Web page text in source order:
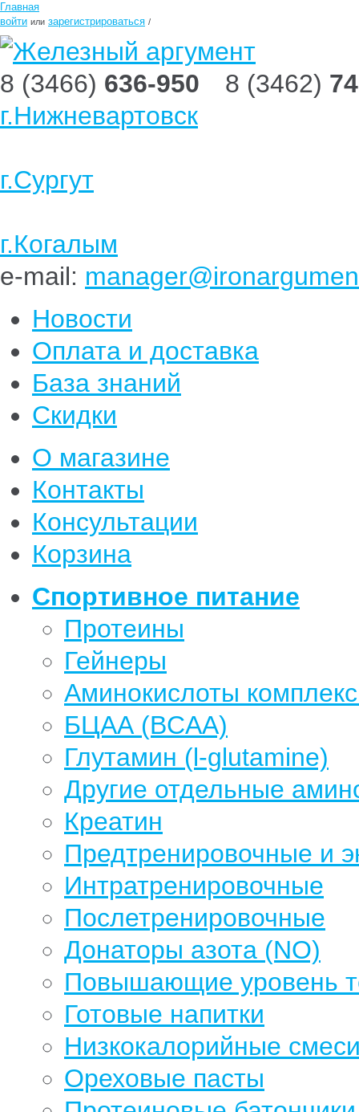
Главная
войти или зарегистрироваться /
8 (3466) 636-950 8 (3462)
г.Нижневартовск
г.Сургут
г.Когалым
e-mail:
Новости
Оплата и доставка
База знаний
Скидки
О магазине
Контакты
Консультации
Корзина
Спортивное питание
Протеины
Гейнеры
Аминокислоты
БЦАА (BCAA)
Глутамин (l-glutamine)
Другие отдельные
Креатин
Предтренировочные и
Интратренировочные
Послетренировочные
Донаторы азота (NO)
Повышающие уровень
Готовые напитки
Низкокалорийные
Ореховые пасты